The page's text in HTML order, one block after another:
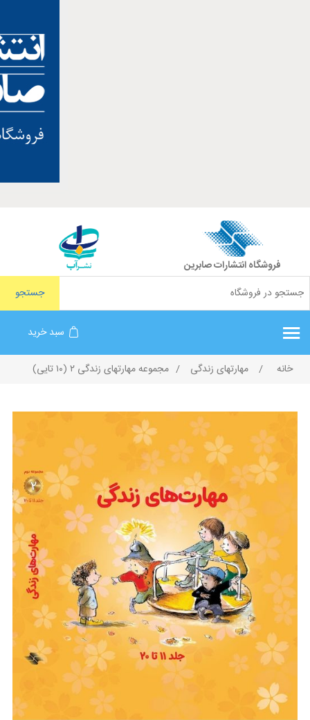
فروشگاه انتشارات صابرین
جستجو
سبد خرید
خانه / مهارتهای زندگی / مجموعه مهارتهای زندگی ۲ (۱۰ تایی)